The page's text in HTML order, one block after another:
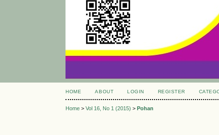
HOME ABOUT LOGIN REGISTER
Home >Vol 16, No 1 (2015) >Pohan